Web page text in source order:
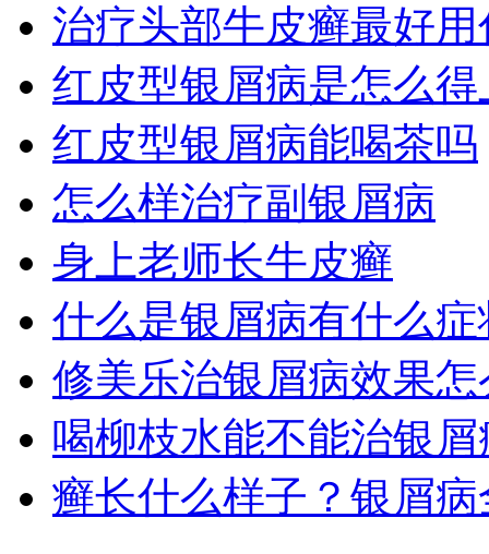
治疗头部牛皮癣最好
红皮型银屑病是怎么得
红皮型银屑病能喝茶吗
怎么样治疗副银屑病
身上老师长牛皮癣
什么是银屑病有什么症
修美乐治银屑病效果怎
喝柳枝水能不能治银屑
癣长什么样子？银屑